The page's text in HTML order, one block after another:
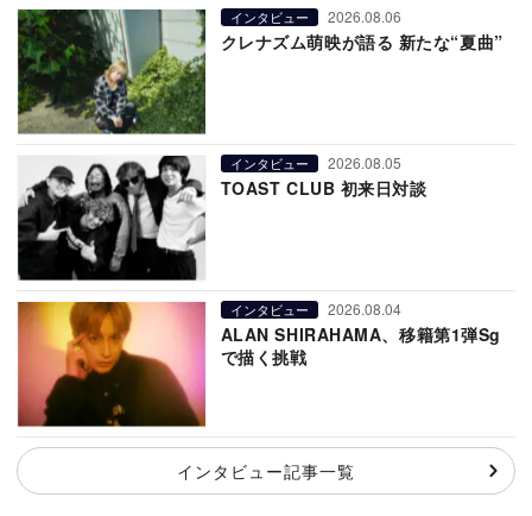
インタビュー 2026.08.06
クレナズム萌映が語る 新たな“夏曲”
インタビュー 2026.08.05
TOAST CLUB 初来日対談
インタビュー 2026.08.04
ALAN SHIRAHAMA、移籍第1弾Sg
で描く挑戦
インタビュー記事一覧